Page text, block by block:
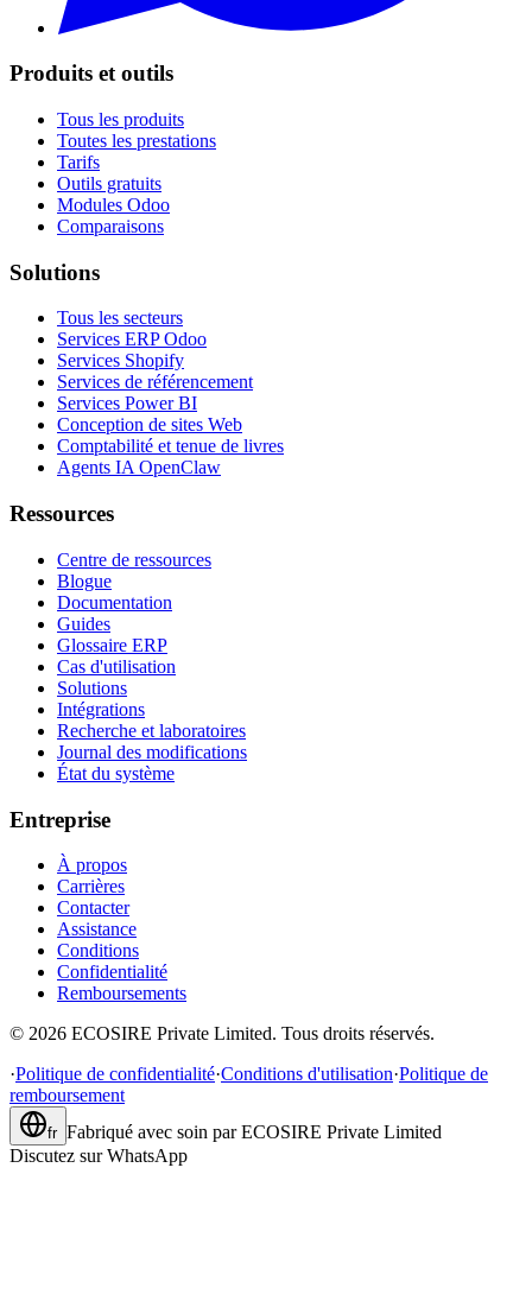
Produits et outils
Tous les produits
Toutes les prestations
Tarifs
Outils gratuits
Modules Odoo
Comparaisons
Solutions
Tous les secteurs
Services ERP Odoo
Services Shopify
Services de référencement
Services Power BI
Conception de sites Web
Comptabilité et tenue de livres
Agents IA OpenClaw
Ressources
Centre de ressources
Blogue
Documentation
Guides
Glossaire ERP
Cas d'utilisation
Solutions
Intégrations
Recherche et laboratoires
Journal des modifications
État du système
Entreprise
À propos
Carrières
Contacter
Assistance
Conditions
Confidentialité
Remboursements
© 2026 ECOSIRE Private Limited. Tous droits réservés.
·Politique de confidentialité·Conditions d'utilisation·Politique de
remboursement
fr Fabriqué avec soin par ECOSIRE Private Limited
Discutez sur WhatsApp